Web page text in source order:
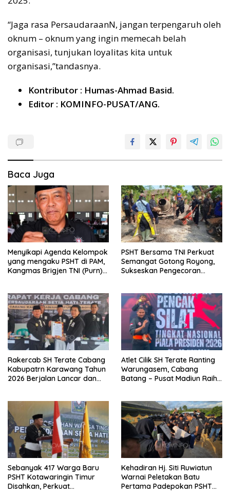
“Jaga rasa PersaudaraanN, jangan terpengaruh oleh
oknum – oknum yang ingin memecah belah
organisasi, tunjukan loyalitas kita untuk
organisasi,”tandasnya.
Kontributor : Humas-Ahmad Basid.
Editor : KOMINFO-PUSAT/ANG.
Baca Juga
Menyikapi Agenda Kelompok
yang mengaku PSHT di PAM,
Kangmas Brigjen TNI (Purn)
PSHT Bersama TNI Perkuat
Semangat Gotong Royong,
Sukseskan Pengecoran
Rakercab SH Terate Cabang
Kabupatrn Karawang Tahun
2026 Berjalan Lancar dan
Atlet Cilik SH Terate Ranting
Warungasem, Cabang
Batang – Pusat Madiun Raih
Sebanyak 417 Warga Baru
PSHT Kotawaringin Timur
Disahkan, Perkuat
Kehadiran Hj. Siti Ruwiatun
Warnai Peletakan Batu
Pertama Padepokan PSHT